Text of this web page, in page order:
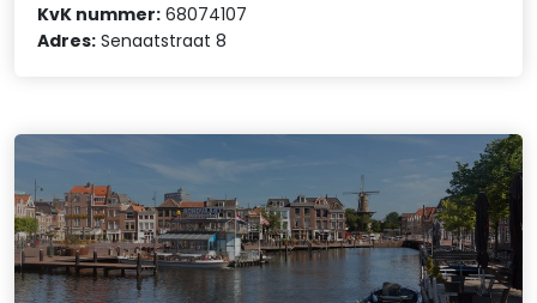
KvK nummer: 68074107
Adres: Senaatstraat 8